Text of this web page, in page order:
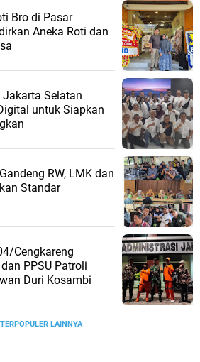
Bro di Pasar
Aneka Roti dan
Jakarta Selatan
untuk Siapkan
RW, LMK dan
Standar
Cengkareng
PPSU Patroli
Duri Kosambi
TERPOPULER LAINNYA